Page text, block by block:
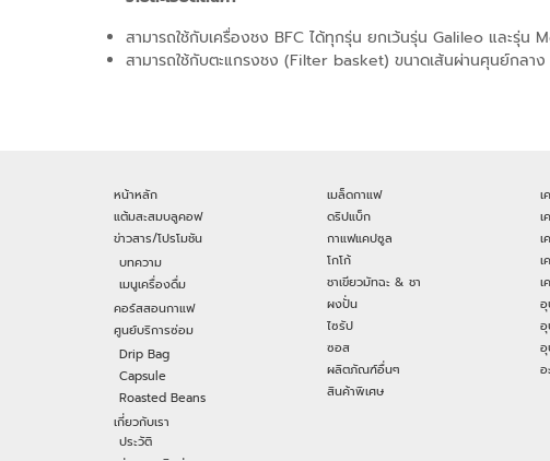
สามารถใช้กับเครื่องชง BFC ได้ทุกรุ่น ยกเว้นรุ่น Galileo และรุ่น
สามารถใช้กับตะแกรงชง (Filter basket) ขนาดเส้นผ่านศุนย์กลาง
หน้าหลัก
แต้มสะสมบลูคอฟ
ข่าวสาร/โปรโมชัน
บทความ
เมนูเครื่องดื่ม
คอร์สสอนกาแฟ
ศูนย์บริการซ่อม
Drip Bag
Capsule
Roasted Beans
เกี่ยวกับเรา
ประวัติ
เมล็ดกาแฟ
ดริปแบ็ก
กาแฟแคปซูล
โกโก้
ชาเขียวมัทฉะ & ชา
ผงปั่น
ไซรัป
ซอส
ผลิตภัณฑ์อื่นๆ
สินค้าพิเศษ
เ
เ
เ
เ
เ
อุ
อ